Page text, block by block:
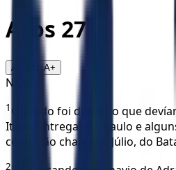
Atos 27
A- A+
NAA
1 Quando foi decidido que
Itália, entregaram Paulo e
centurião chamado Júlio, do
2